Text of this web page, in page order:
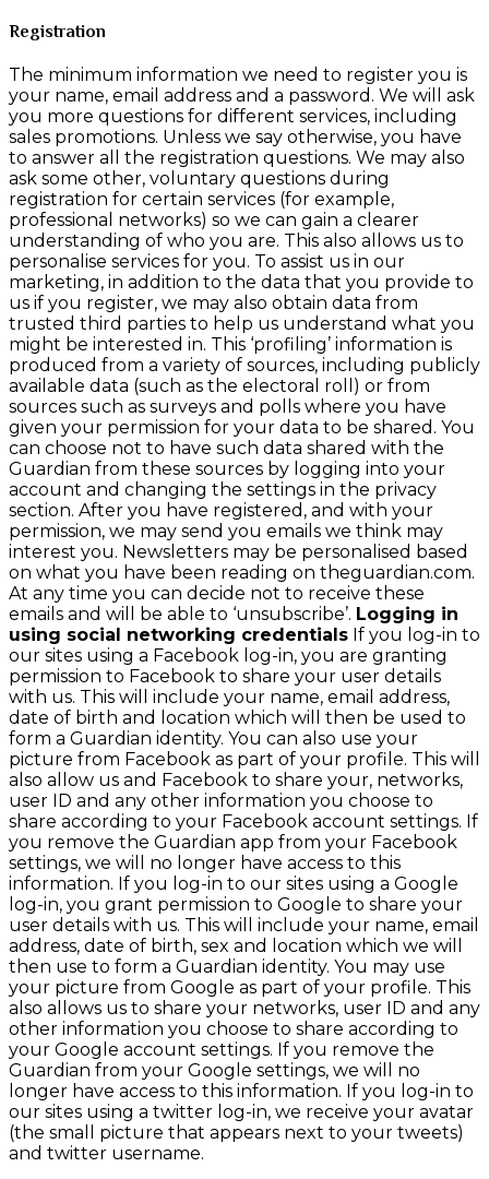
Registration
The minimum information we need to register you is
your name, email address and a password. We will ask
you more questions for different services, including
sales promotions. Unless we say otherwise, you have
to answer all the registration questions. We may also
ask some other, voluntary questions during
registration for certain services (for example,
professional networks) so we can gain a clearer
understanding of who you are. This also allows us to
personalise services for you. To assist us in our
marketing, in addition to the data that you provide to
us if you register, we may also obtain data from
trusted third parties to help us understand what you
might be interested in. This ‘profiling’ information is
produced from a variety of sources, including publicly
available data (such as the electoral roll) or from
sources such as surveys and polls where you have
given your permission for your data to be shared. You
can choose not to have such data shared with the
Guardian from these sources by logging into your
account and changing the settings in the privacy
section. After you have registered, and with your
permission, we may send you emails we think may
interest you. Newsletters may be personalised based
on what you have been reading on theguardian.com.
At any time you can decide not to receive these
emails and will be able to ‘unsubscribe’. Logging in
using social networking credentials If you log-in to
our sites using a Facebook log-in, you are granting
permission to Facebook to share your user details
with us. This will include your name, email address,
date of birth and location which will then be used to
form a Guardian identity. You can also use your
picture from Facebook as part of your profile. This will
also allow us and Facebook to share your, networks,
user ID and any other information you choose to
share according to your Facebook account settings. If
you remove the Guardian app from your Facebook
settings, we will no longer have access to this
information. If you log-in to our sites using a Google
log-in, you grant permission to Google to share your
user details with us. This will include your name, email
address, date of birth, sex and location which we will
then use to form a Guardian identity. You may use
your picture from Google as part of your profile. This
also allows us to share your networks, user ID and any
other information you choose to share according to
your Google account settings. If you remove the
Guardian from your Google settings, we will no
longer have access to this information. If you log-in to
our sites using a twitter log-in, we receive your avatar
(the small picture that appears next to your tweets)
and twitter username.